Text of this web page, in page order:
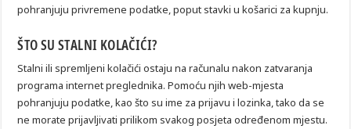
pohranjuju privremene podatke, poput stavki u košarici za kupnju.
ŠTO SU STALNI KOLAČIĆI?
Stalni ili spremljeni kolačići ostaju na računalu nakon zatvaranja
programa internet preglednika. Pomoću njih web-mjesta
pohranjuju podatke, kao što su ime za prijavu i lozinka, tako da se
ne morate prijavljivati prilikom svakog posjeta određenom mjestu.